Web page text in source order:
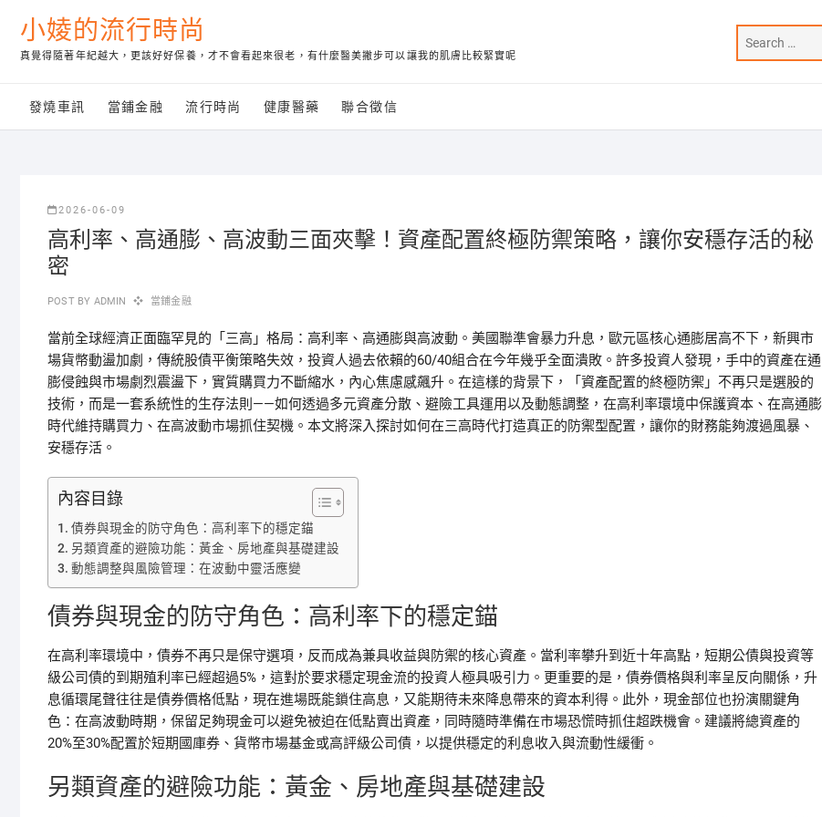
content
小婈的流行時尚
真覺得隨著年紀越大，更該好好保養，才不會看起來很老，有什麼醫美撇步可以讓我的肌膚比較緊實呢
發燒車訊 當鋪金融 流行時尚 健康醫藥 聯合徵信
2026-06-09
高利率、高通膨、高波動三面夾擊！資產配置終極防禦策略，讓你安穩存活的秘
密
POST BY ADMIN 當鋪金融
當前全球經濟正面臨罕見的「三高」格局：高利率、高通膨與高波動。美國聯準會暴力升息，歐元區核心通膨居高不下，新興市
場貨幣動盪加劇，傳統股債平衡策略失效，投資人過去依賴的60/40組合在今年幾乎全面潰敗。許多投資人發現，手中的資產在通
膨侵蝕與市場劇烈震盪下，實質購買力不斷縮水，內心焦慮感飆升。在這樣的背景下，「資產配置的終極防禦」不再只是選股的
技術，而是一套系統性的生存法則——如何透過多元資產分散、避險工具運用以及動態調整，在高利率環境中保護資本、在高通膨
時代維持購買力、在高波動市場抓住契機。本文將深入探討如何在三高時代打造真正的防禦型配置，讓你的財務能夠渡過風暴、
安穩存活。
內容目錄
債券與現金的防守角色：高利率下的穩定錨
另類資產的避險功能：黃金、房地產與基礎建設
動態調整與風險管理：在波動中靈活應變
債券與現金的防守角色：高利率下的穩定錨
在高利率環境中，債券不再只是保守選項，反而成為兼具收益與防禦的核心資產。當利率攀升到近十年高點，短期公債與投資等
級公司債的到期殖利率已經超過5%，這對於要求穩定現金流的投資人極具吸引力。更重要的是，債券價格與利率呈反向關係，升
息循環尾聲往往是債券價格低點，現在進場既能鎖住高息，又能期待未來降息帶來的資本利得。此外，現金部位也扮演關鍵角
色：在高波動時期，保留足夠現金可以避免被迫在低點賣出資產，同時隨時準備在市場恐慌時抓住超跌機會。建議將總資產的
20%至30%配置於短期國庫券、貨幣市場基金或高評級公司債，以提供穩定的利息收入與流動性緩衝。
另類資產的避險功能：黃金、房地產與基礎建設